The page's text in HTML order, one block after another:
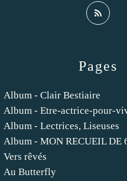
Pages
Album - Clair Bestiaire
Album - Etre-actrice-pour-
Album - Lectrices, Liseuses
Album - MON RECUEIL DE
Vers rêvés
Au Butterfly